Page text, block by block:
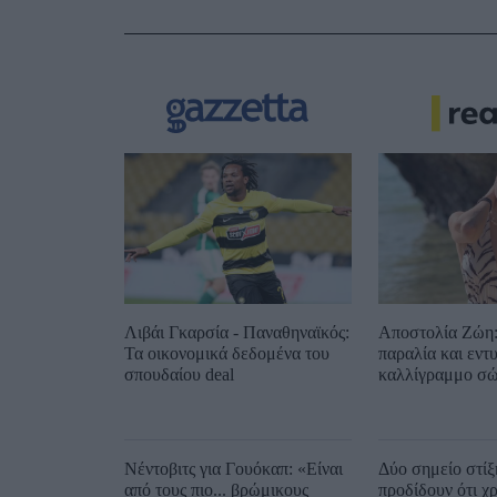
Λιβάι Γκαρσία - Παναθηναϊκός:
Τα οικονομικά δεδομένα του
σπουδαίου deal
Νέντοβιτς για Γουόκαπ: «Είναι
από τους πιο... βρώμικους
Αποστολία
παραλία και
καλλίγραμμο
Δύο σημείο
προδίδουν ότι